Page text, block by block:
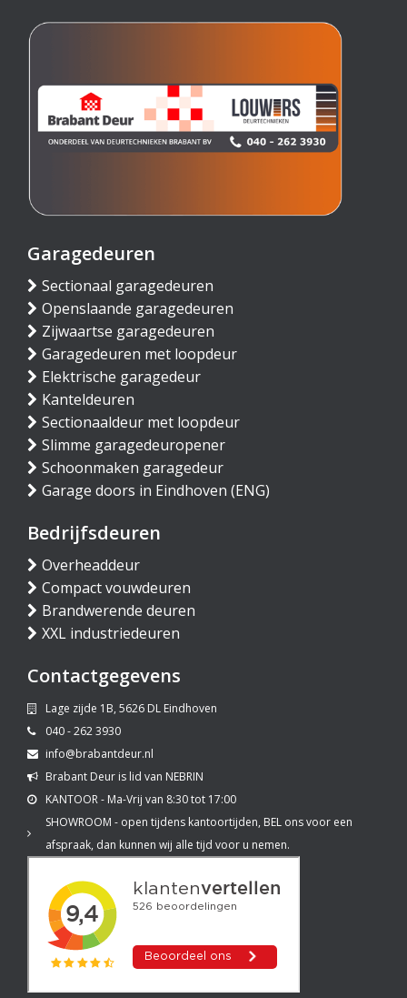
Garagedeuren
Sectionaal garagedeuren
Openslaande garagedeuren
Zijwaartse garagedeuren
Garagedeuren met loopdeur
Elektrische garagedeur
Kanteldeuren
Sectionaaldeur met loopdeur
Slimme garagedeuropener
Schoonmaken garagedeur
Garage doors in Eindhoven (ENG)
Bedrijfsdeuren
Overheaddeur
Compact vouwdeuren
Brandwerende deuren
XXL industriedeuren
Contactgegevens
Lage zijde 1B, 5626 DL Eindhoven
040 - 262 3930
info@brabantdeur.nl
Brabant Deur is lid van NEBRIN
KANTOOR - Ma-Vrij van 8:30 tot 17:00
SHOWROOM - open tijdens kantoortijden, BEL ons voor een
afspraak, dan kunnen wij alle tijd voor u nemen.